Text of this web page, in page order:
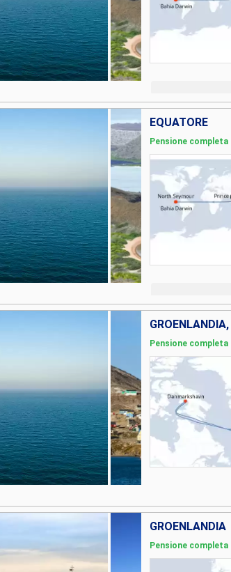
EQUATORE
Pensione completa
Pensione completa
GROENLANDIA
Pensione completa